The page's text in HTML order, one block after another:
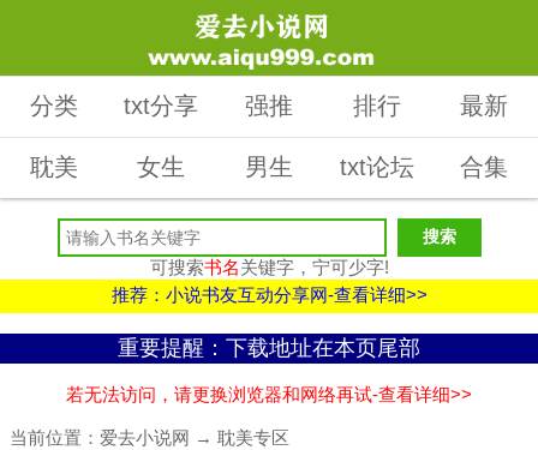
分类 txt分享 强推 排行 最新
耽美 女生 男生 txt论坛 合集
可搜索书名关键字，宁可少字!
推荐：小说书友互动分享网-查看详细>>
重要提醒：下载地址在本页尾部
若无法访问，请更换浏览器和网络再试-查看详细>>
当前位置： 爱去小说网 → 耽美专区